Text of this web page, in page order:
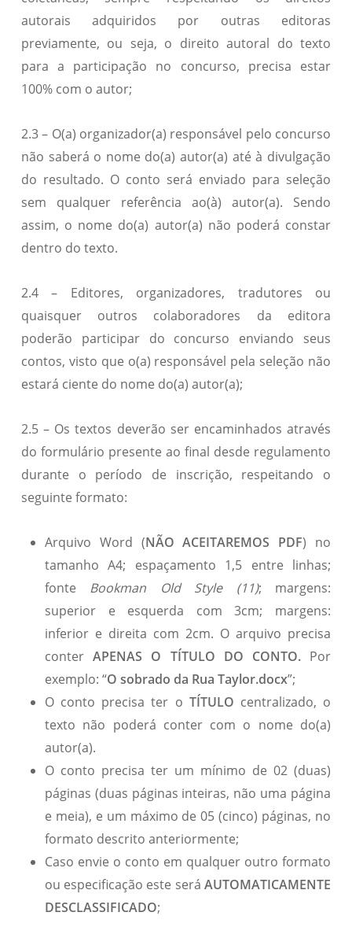
autorais adquiridos por outras editoras
previamente, ou seja, o direito autoral do texto
para a participação no concurso, precisa estar
100% com o autor;
2.3 – O(a) organizador(a) responsável pelo concurso
não saberá o nome do(a) autor(a) até à divulgação
do resultado. O conto será enviado para seleção
sem qualquer referência ao(à) autor(a). Sendo
assim, o nome do(a) autor(a) não poderá constar
dentro do texto.
2.4 – Editores, organizadores, tradutores ou
quaisquer outros colaboradores da editora
poderão participar do concurso enviando seus
contos, visto que o(a) responsável pela seleção não
estará ciente do nome do(a) autor(a);
2.5 – Os textos deverão ser encaminhados através
do formulário presente ao final desde regulamento
durante o período de inscrição, respeitando o
seguinte formato:
Arquivo Word (NÃO ACEITAREMOS PDF) no
tamanho A4; espaçamento 1,5 entre linhas;
fonte Bookman Old Style (11); margens:
superior e esquerda com 3cm; margens:
inferior e direita com 2cm. O arquivo precisa
conterAPENAS O TÍTULO DO CONTO. Por
exemplo: “O sobrado da Rua Taylor.docx”;
O conto precisa ter o TÍTULO centralizado, o
texto não poderá conter com o nome do(a)
autor(a).
O conto precisa ter um mínimo de 02 (duas)
páginas (duas páginas inteiras, não uma página
e meia), e um máximo de 05 (cinco) páginas, no
formato descrito anteriormente;
Caso envie o conto em qualquer outro formato
ou especificação este seráAUTOMATICAMENTE
DESCLASSIFICADO;